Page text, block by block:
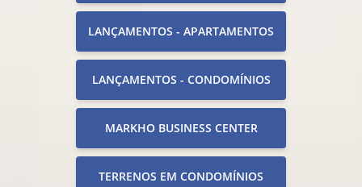
LANÇAMENTOS - APARTAMENTOS
LANÇAMENTOS - CONDOMÍNIOS
MARKHO BUSINESS CENTER
TERRENOS EM CONDOMÍNIOS